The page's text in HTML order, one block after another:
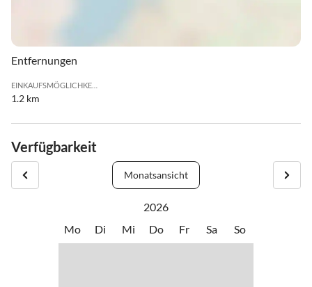
Entfernungen
1.2 km
Verfügbarkeit
Monatsansicht
2026
Mo
Di Mi Do Fr Sa So